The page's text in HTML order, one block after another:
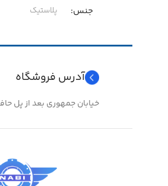
جنس پلاستیک
سایز ۴
آدرس فروشگاه
خیابان جمهوری بعد از پل